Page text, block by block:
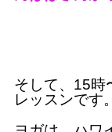
そして、15時
レッスンです。